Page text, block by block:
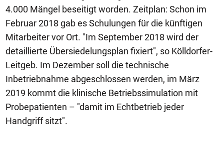
4.000 Mängel beseitigt worden. Zeitplan: Schon im
Februar 2018 gab es Schulungen für die künftigen
Mitarbeiter vor Ort. "Im September 2018 wird der
detaillierte Übersiedelungsplan fixiert", so Kölldorfer-
Leitgeb. Im Dezember soll die technische
Inbetriebnahme abgeschlossen werden, im März
2019 kommt die klinische Betriebssimulation mit
Probepatienten – "damit im Echtbetrieb jeder
Handgriff sitzt".